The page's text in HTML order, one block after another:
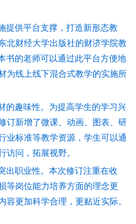
提供平台支撑，打造新形态教
北财经大学出版社的财济学院教
书的老师可以通过此平台方便地
为线上线下混合式教学的实施所
的趣味性。为提高学生的学习兴
订新增了微课、动画、图表、研
业标准等教学资源，学生可以通
访问，拓 展视野。
出职业性。本次修订注重在收
等岗位能力培养方面的理念更
容更加科学合理，更贴近实际。